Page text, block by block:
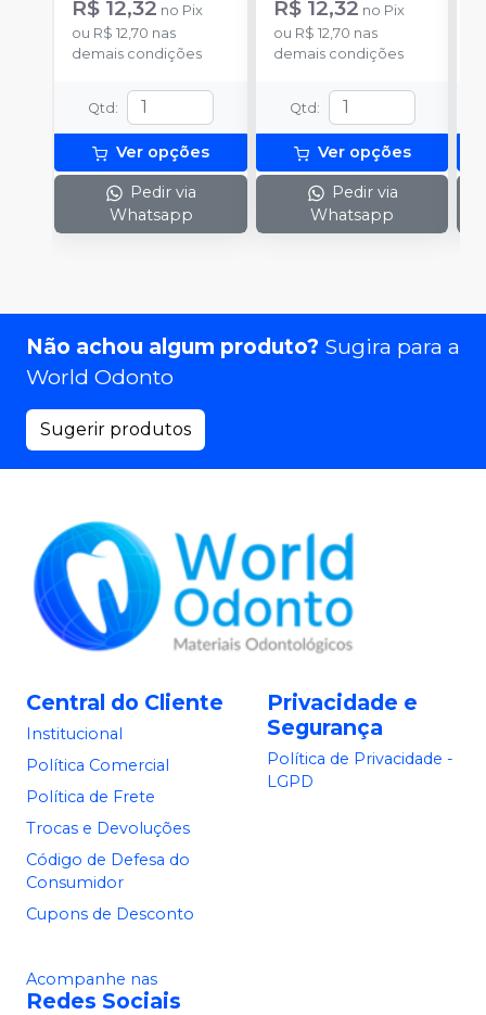
R$ 12,32 no Pix
ou R$ 12,70 nas
demais condições
Qtd :
Ver opções
Pedir via
Whatsapp
R$ 12,32 no Pix
ou R$ 12,70 nas
demais condições
Qtd :
Ver opções
Pedir via
Whatsapp
Não achou algum produto? Sugira para a
World Odonto
Sugerir produtos
Central do Cliente
Institucional
Política Comercial
Política de Frete
Trocas e Devoluções
Código de Defesa do
Consumidor
Cupons de Desconto
Privacidade e
Segurança
Política de Privacidade -
LGPD
Acompanhe nas
Redes Sociais